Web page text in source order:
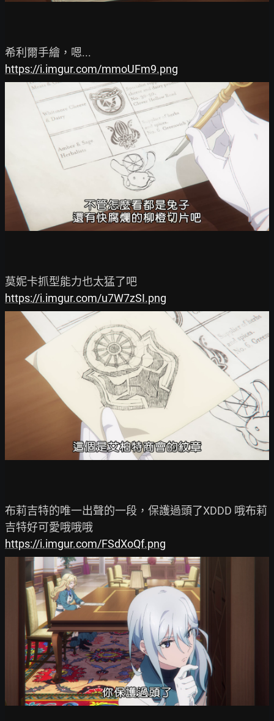
https://i.imgur.com/mmoUFm9.png
https://i.imgur.com/u7W7zSI.png
布莉吉特的唯一出聲的一段，保護過頭了XDDD 哦布莉
https://i.imgur.com/FSdXoQf.png